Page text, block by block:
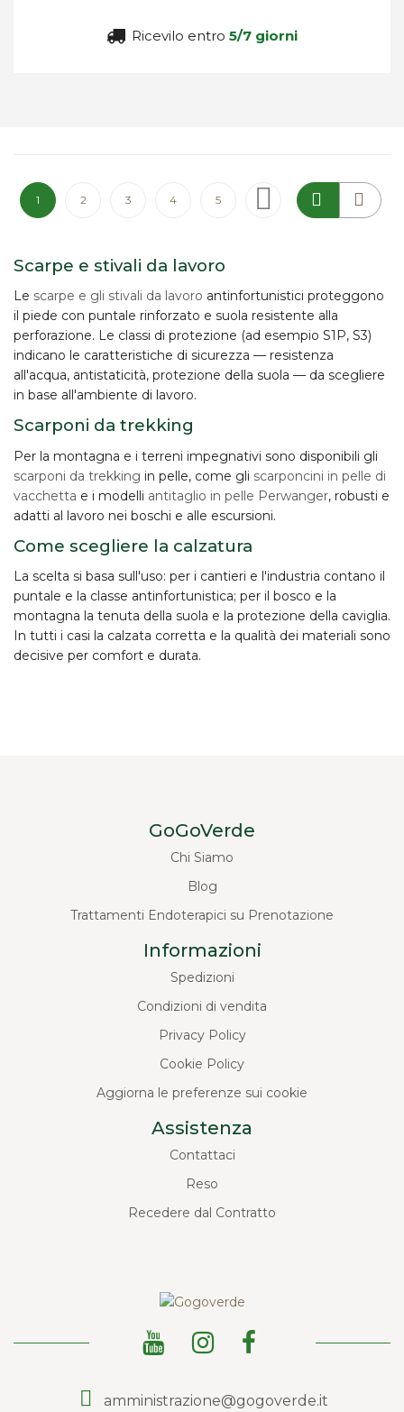
Ricevilo entro 5/7 giorni
Pagina
Attualmente stai leggendo la pagina
1 Pagina
2 Pagina
3 Pagina
4 Pagina
5 Pagina
Successivo
Scarpe e stivali da lavoro
Le scarpe e gli stivali da lavoro antinfortunistici proteggono
il piede con puntale rinforzato e suola resistente alla
perforazione. Le classi di protezione (ad esempio S1P, S3)
indicano le caratteristiche di sicurezza — resistenza
all'acqua, antistaticità, protezione della suola — da scegliere
in base all'ambiente di lavoro.
Scarponi da trekking
Per la montagna e i terreni impegnativi sono disponibili gli
scarponi da trekking in pelle, come gli scarponcini in pelle di
vacchetta e i modelli antitaglio in pelle Perwanger, robusti e
adatti al lavoro nei boschi e alle escursioni.
Come scegliere la calzatura
La scelta si basa sull'uso: per i cantieri e l'industria contano il
puntale e la classe antinfortunistica; per il bosco e la
montagna la tenuta della suola e la protezione della caviglia.
In tutti i casi la calzata corretta e la qualità dei materiali sono
decisive per comfort e durata.
GoGoVerde
Chi Siamo
Blog
Trattamenti Endoterapici su Prenotazione
Informazioni
Spedizioni
Condizioni di vendita
Privacy Policy
Cookie Policy
Aggiorna le preferenze sui cookie
Assistenza
Contattaci
Reso
Recedere dal Contratto
amministrazione@gogoverde.it